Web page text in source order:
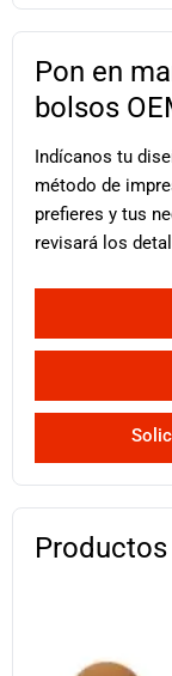
Pon en
bolsos
Indícanos tu
método de
prefieres y tus
revisará los